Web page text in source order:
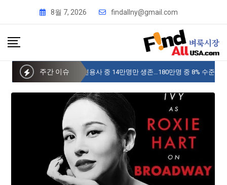
8월 7, 2026 findallny@gmail.com
주간 이슈 사이버 한국외국어대 미주글로벌센터 뉴욕